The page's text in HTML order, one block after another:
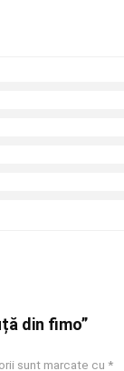
din fimo”
sunt marcate cu *